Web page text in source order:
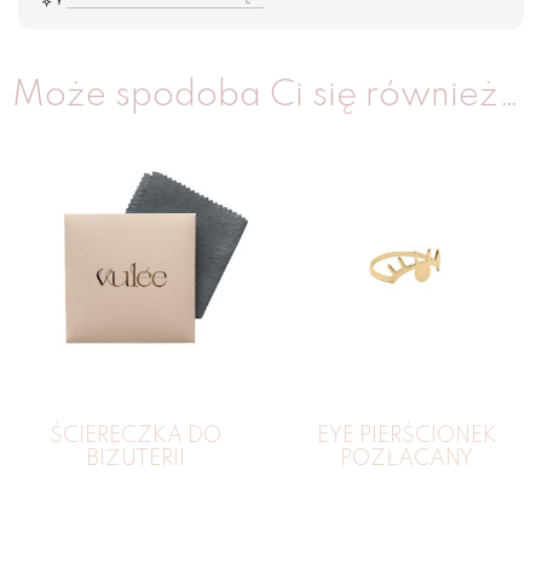
Może spodoba Ci się również…
ŚCIERECZKA DO
BIŻUTERII
EYE PIERŚCIONEK
POZŁACANY